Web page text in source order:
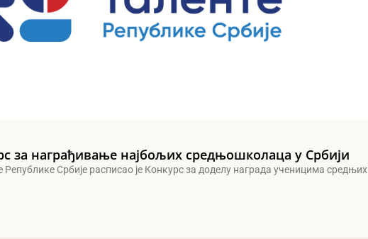
за награђивање најбољих средњошколаца у Србији
Србије расписао је Конкурс за доделу награда ученицима средњих